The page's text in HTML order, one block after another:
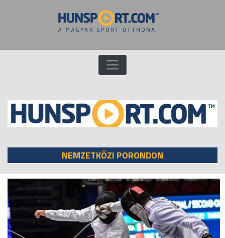
NEMZETKÖZI PORONDON